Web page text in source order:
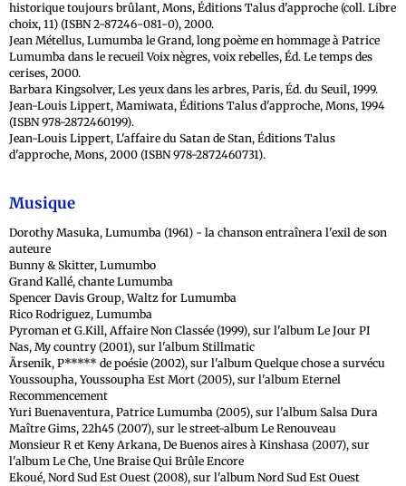
historique toujours brûlant, Mons, Éditions Talus d'approche (coll. Libre
choix, 11) (ISBN 2-87246-081-0), 2000.
Jean Métellus, Lumumba le Grand, long poème en hommage à Patrice
Lumumba dans le recueil Voix nègres, voix rebelles, Éd. Le temps des
cerises, 2000.
Barbara Kingsolver, Les yeux dans les arbres, Paris, Éd. du Seuil, 1999.
Jean-Louis Lippert, Mamiwata, Éditions Talus d'approche, Mons, 1994
(ISBN 978-2872460199).
Jean-Louis Lippert, L'affaire du Satan de Stan, Éditions Talus
d'approche, Mons, 2000 (ISBN 978-2872460731).
Musique
Dorothy Masuka, Lumumba (1961) - la chanson entraînera l'exil de son
auteure
Bunny & Skitter, Lumumbo
Grand Kallé, chante Lumumba
Spencer Davis Group, Waltz for Lumumba
Rico Rodriguez, Lumumba
Pyroman et G.Kill, Affaire Non Classée (1999), sur l'album Le Jour PI
Nas, My country (2001), sur l'album Stillmatic
Ärsenik, P***** de poésie (2002), sur l'album Quelque chose a survécu
Youssoupha, Youssoupha Est Mort (2005), sur l'album Eternel
Recommencement
Yuri Buenaventura, Patrice Lumumba (2005), sur l'album Salsa Dura
Maître Gims, 22h45 (2007), sur le street-album Le Renouveau
Monsieur R et Keny Arkana, De Buenos aires à Kinshasa (2007), sur
l'album Le Che, Une Braise Qui Brûle Encore
Ekoué, Nord Sud Est Ouest (2008), sur l'album Nord Sud Est Ouest